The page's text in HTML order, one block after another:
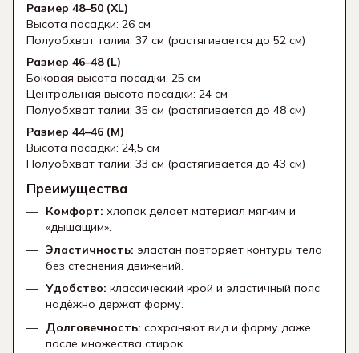
Размер 48–50 (XL)
Высота посадки: 26 см
Полуобхват талии: 37 см (растягивается до 52 см)
Размер 46–48 (L)
Боковая высота посадки: 25 см
Центральная высота посадки: 24 см
Полуобхват талии: 35 см (растягивается до 48 см)
Размер 44–46 (M)
Высота посадки: 24,5 см
Полуобхват талии: 33 см (растягивается до 43 см)
Преимущества
Комфорт: хлопок делает материал мягким и
«дышащим».
Эластичность: эластан повторяет контуры тела
без стеснения движений.
Удобство: классический крой и эластичный пояс
надёжно держат форму.
Долговечность: сохраняют вид и форму даже
после множества стирок.